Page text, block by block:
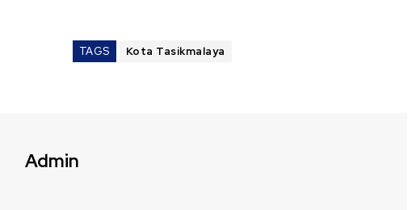
TAGS Kota Tasikmalaya
Admin